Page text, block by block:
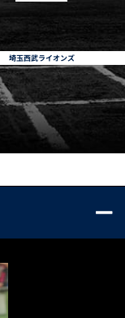
埼玉西武ライオンズ